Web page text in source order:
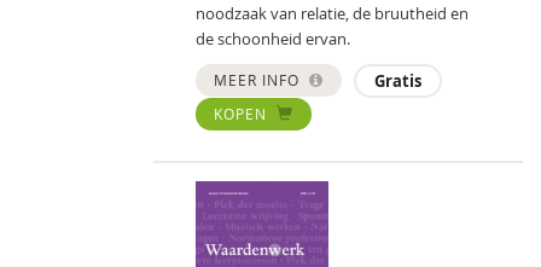
noodzaak van relatie, de bruutheid en
de schoonheid ervan.
MEER INFO Gratis
KOPEN